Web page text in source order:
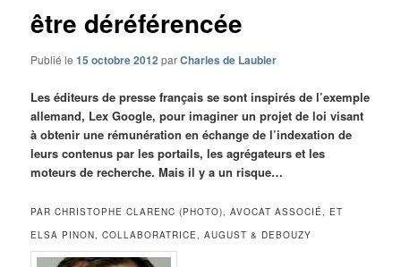
être déréférencée
Publié le15 octobre 2012parCharles de Laubier
Les éditeurs de presse français se sont inspirés de l’exemple
allemand, Lex Google, pour imaginer un projet de loi visant
à obtenir une rémunération en échange de l’indexation de
leurs contenus par les portails, les agrégateurs et les
moteurs de recherche. Mais il y a un risque…
PAR CHRISTOPHE CLARENC (PHOTO), AVOCAT ASSOCIÉ, ET
ELSA PINON, COLLABORATRICE, AUGUST & DEBOUZY